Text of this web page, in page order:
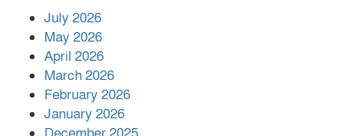
July 2026
May 2026
April 2026
March 2026
February 2026
January 2026